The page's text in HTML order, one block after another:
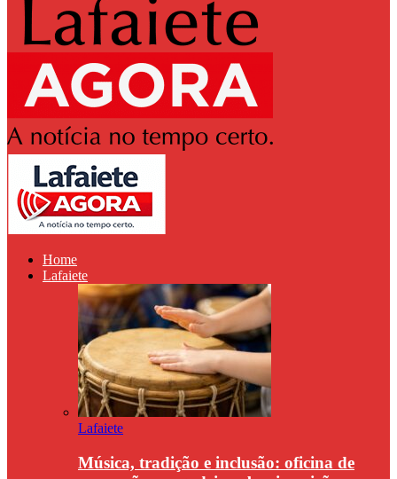
Home
Lafaiete
Lafaiete
Música, tradição e inclusão: oficina de